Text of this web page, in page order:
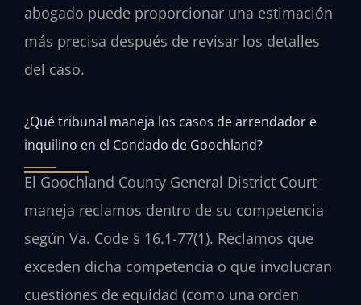
abogado puede proporcionar una estimación
más precisa después de revisar los detalles
del caso.
¿Qué tribunal maneja los casos de arrendador e
inquilino en el Condado de Goochland?
El Goochland County General District Court
maneja reclamos dentro de su competencia
según Va. Code § 16.1-77(1). Reclamos que
exceden dicha competencia o que involucran
cuestiones de equidad (como una orden